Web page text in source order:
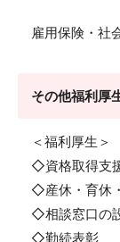
雇用保険・社
その他福利厚
＜福利厚生＞
◇資格取得支
◇産休・育休
◇相談窓口の
◇勤続表彰